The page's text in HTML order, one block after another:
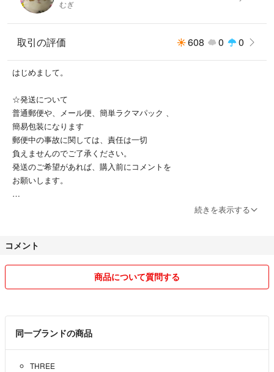
むぎ
取引の評価 608 0 0
はじめまして。
☆発送について
普通郵便や、メール便、簡単ラクマパック 、
簡易包装になります
郵便中の事故に関しては、責任は一切
負えませんのでご了承ください。
発送のご希望があれば、購入前にコメントを
お願いします。
ペットを飼っておりますので、神経質な方
☆値下げ交渉は苦手なので基本しておりません。
☆ご購入(購入申請後)の変更、キャンセルは
対応しかねます。又、ノークレームで
続きを表示する
コメント
商品について質問する
同一ブランドの商品
THREE